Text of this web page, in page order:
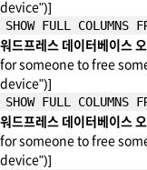
device")]
SHOW FULL
워드프레스 데이터베이스
for someone to free
device")]
SHOW FULL
워드프레스 데이터베이스
for someone to free
device")]